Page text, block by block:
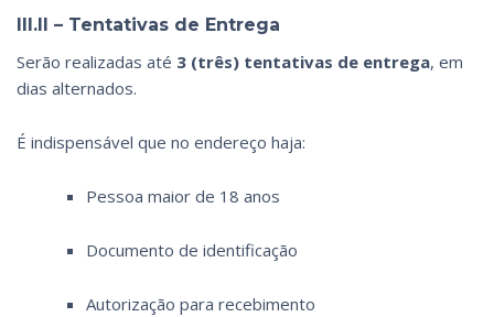
III.II – Tentativas de Entrega
Serão realizadas até 3 (três) tentativas de entrega, em
dias alternados.
É indispensável que no endereço haja:
Pessoa maior de 18 anos
Documento de identificação
Autorização para recebimento